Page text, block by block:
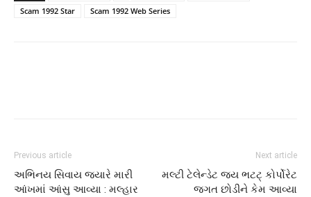
Scam 1992 Star
Scam 1992 Web Series
Previous article
અભિનય સિવાય જ્યારે મારી
આંખમાં આંસુ આવ્યા : મલ્હાર
Next article
મલ્ટી ટેલેન્ડેટ જય ભટટ્ કોર્પોરેટ
જગત છોડીને કેમ આવ્યા